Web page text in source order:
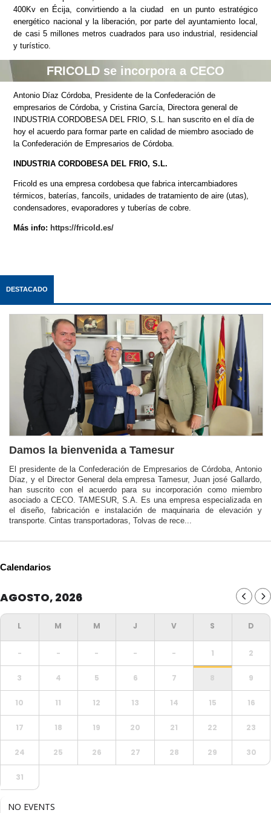
400Kv en Écija, convirtiendo a la ciudad en un punto estratégico
energético nacional y la liberación, por parte del ayuntamiento local,
de casi 5 millones metros cuadrados para uso industrial, residencial
y turístico.
FRICOLD se incorpora a CECO
Antonio Díaz Córdoba, Presidente de la Confederación de
empresarios de Córdoba, y Cristina García, Directora general de
INDUSTRIA CORDOBESA DEL FRIO, S.L. han suscrito en el día de
hoy el acuerdo para formar parte en calidad de miembro asociado de
la Confederación de Empresarios de Córdoba.
INDUSTRIA CORDOBESA DEL FRIO, S.L.
Fricold es una empresa cordobesa que fabrica intercambiadores
térmicos, baterías, fancoils, unidades de tratamiento de aire (utas),
condensadores, evaporadores y tuberías de cobre.
Más info: https://fricold.es/
DESTACADO
Damos la bienvenida a Tamesur
El presidente de la Confederación de Empresarios de Córdoba, Antonio
Díaz, y el Director General dela empresa Tamesur, Juan josé Gallardo,
han suscrito con el acuerdo para su incorporación como miembro
asociado a CECO. TAMESUR, S.A. Es una empresa especializada en
el diseño, fabricación e instalación de maquinaria de elevación y
transporte. Cintas transportadoras, Tolvas de rece...
Calendarios
AGOSTO, 2026
- - - - - 1 2
3 4 5 6 7 8 9
10 11 12 13 14 15 16
17 18 19 20 21 22 23
24 25 26 27 28 29 30
31
NO EVENTS